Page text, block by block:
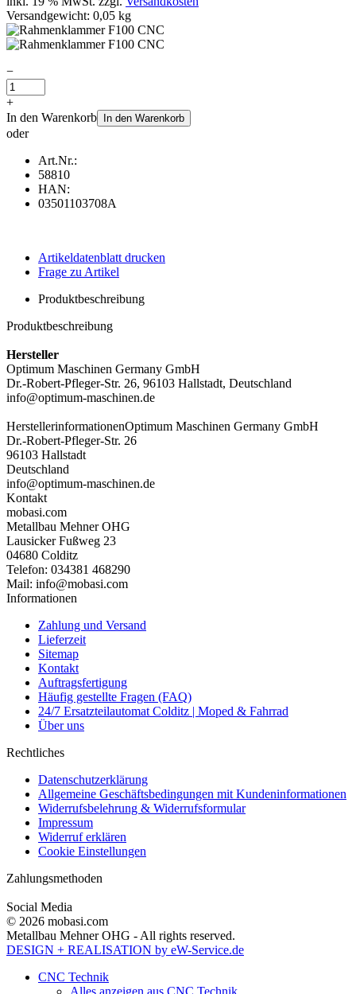
Versandgewicht: 0,05 kg
−
+
In den Warenkorb
In den Warenkorb
oder
Art.Nr.:
58810
HAN:
03501103708A
Artikeldatenblatt drucken
Frage zu Artikel
Produktbeschreibung
Produktbeschreibung
Hersteller
Optimum Maschinen Germany GmbH
Dr.-Robert-Pfleger-Str. 26, 96103 Hallstadt, Deutschland
info@optimum-maschinen.de
HerstellerinformationenOptimum Maschinen Germany GmbH
Dr.-Robert-Pfleger-Str. 26
96103 Hallstadt
Deutschland
info@optimum-maschinen.de
Kontakt
mobasi.com
Metallbau Mehner OHG
Lausicker Fußweg 23
04680 Colditz
Telefon: 034381 468290
Mail: info@mobasi.com
Informationen
Zahlung und Versand
Lieferzeit
Sitemap
Kontakt
Auftragsfertigung
Häufig gestellte Fragen (FAQ)
24/7 Ersatzteilautomat Colditz | Moped & Fahrrad
Über uns
Rechtliches
Datenschutzerklärung
Allgemeine Geschäftsbedingungen mit Kundeninformationen
Widerrufsbelehrung & Widerrufsformular
Impressum
Widerruf erklären
Cookie Einstellungen
Zahlungsmethoden
Social Media
© 2026 mobasi.com
Metallbau Mehner OHG - All rights reserved.
DESIGN + REALISATION by eW-Service.de
CNC Technik
Alles anzeigen aus CNC Technik